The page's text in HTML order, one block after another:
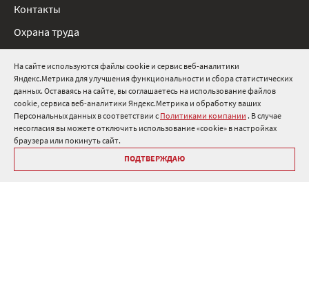
На сайте используются файлы cookie и сервис веб-аналитики
Яндекс.Метрика для улучшения функциональности и сбора статистических
данных. Оставаясь на сайте, вы соглашаетесь на использование файлов
cookie, сервиса веб-аналитики Яндекс.Метрика и обработку ваших
Персональных данных в соответствии с Политиками компании . В случае
несогласия вы можете отключить использование «cookie» в настройках
браузера или покинуть сайт.
ПОДТВЕРЖДАЮ
8 800 511 91 82
info@onduline.ru
Россия Беларусь Казахстан
Контакты
Охрана труда